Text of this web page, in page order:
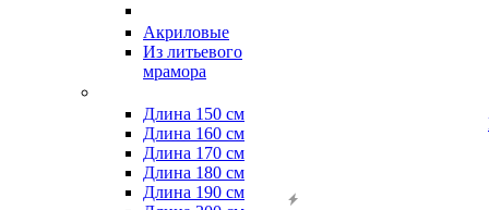
Акриловые
Из литьевого
мрамора
Длина 150 см
Длина 160 см
Длина 170 см
Длина 180 см
Длина 190 см